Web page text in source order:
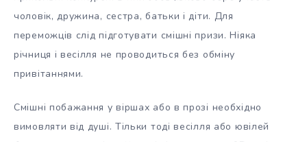
чоловік, дружина, сестра, батьки і діти. Для
переможців слід підготувати смішні призи. Ніяка
річниця і весілля не проводиться без обміну
привітаннями.
Смішні побажання у віршах або в прозі необхідно
вимовляти від душі. Тільки тоді весілля або ювілей